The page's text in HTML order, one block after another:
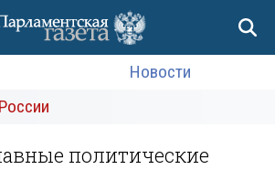
Новости
политические